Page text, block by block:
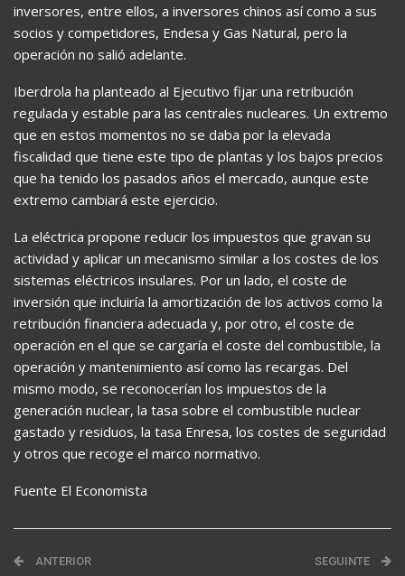
inversores, entre ellos, a inversores chinos así como a sus
socios y competidores, Endesa y Gas Natural, pero la
operación no salió adelante.
Iberdrola ha planteado al Ejecutivo fijar una retribución
regulada y estable para las centrales nucleares. Un extremo
que en estos momentos no se daba por la elevada
fiscalidad que tiene este tipo de plantas y los bajos precios
que ha tenido los pasados años el mercado, aunque este
extremo cambiará este ejercicio.
La eléctrica propone reducir los impuestos que gravan su
actividad y aplicar un mecanismo similar a los costes de los
sistemas eléctricos insulares. Por un lado, el coste de
inversión que incluiría la amortización de los activos como la
retribución financiera adecuada y, por otro, el coste de
operación en el que se cargaría el coste del combustible, la
operación y mantenimiento así como las recargas. Del
mismo modo, se reconocerían los impuestos de la
generación nuclear, la tasa sobre el combustible nuclear
gastado y residuos, la tasa Enresa, los costes de seguridad
y otros que recoge el marco normativo.
Fuente El Economista
ANTERIOR SEGUINTE